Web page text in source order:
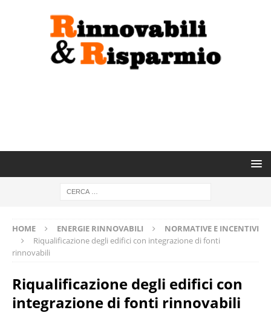
HOME ENERGIE RINNOVABILI
NORMATIVE E INCENTIVI
Riqualificazione degli edifici con integrazione di fonti
rinnovabili
Riqualificazione degli edifici con
integrazione di fonti rinnovabili